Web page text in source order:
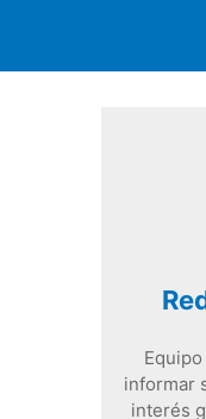
informar
interés